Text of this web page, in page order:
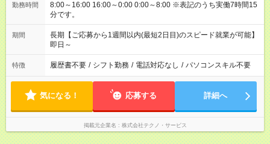
勤務時間
8:00～16:00 16:00～0:00 0:00～8:00 ※表記のうち実働7時間15
分です。
期間
長期【ご応募から1週間以内(最短2日目)のスピード就業が可能】
即日～
特徴 履歴書不要 / シフト勤務 / 電話対応なし / パソコンスキル不要
気になる！ 応募する 詳細へ
掲載元企業名 株式会社テクノ・サービス